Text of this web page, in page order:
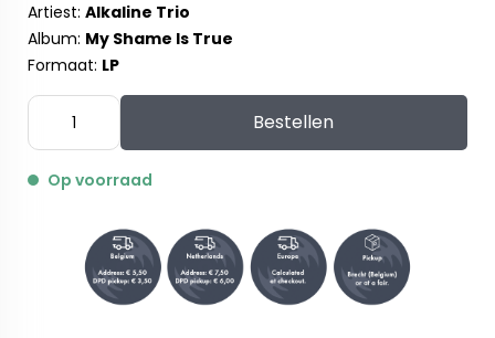
Artiest: Alkaline Trio
Album: My Shame Is True
Formaat: LP
Bestellen
Op voorraad